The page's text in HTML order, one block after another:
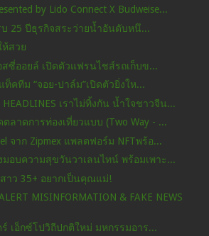
by Lido Connect X Budweise...
25 ปีธุรกิจสระว่ายน้ำอันดับหนึ...
สวย
ซี่ออยล์ เปิดตัวแฟรนไชส์รถเก็บข...
คทีม “จอย-ปาล์ม”เปิดตัวยิ่งให...
HEADLINES เราไม่ทิ้งกัน น้ำใจชาวจีน...
ลาดการท่องเที่ยวแบบ (Two Way - ...
จาก Zipmex แพลตฟอร์ม NFTพร้อ...
อบความสุขวันวาเลนไทน์ พร้อมเพาะ...
สาว 35+ อยากเป็นคุณแม่!
MISINFORMATION & FAKE NEWS
เอ็กซ์โปวิถีปกติใหม่ มหกรรมอาร...